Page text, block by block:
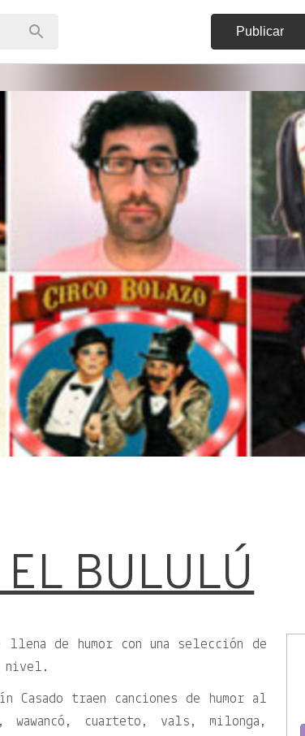
Publicar
BULULÚ
de humor con una selección de
nivel.
traen canciones de humor al
cuarteto, vals, milonga,